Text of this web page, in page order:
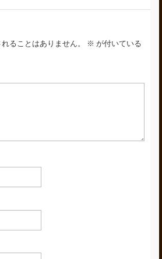
ることはありません。 ※ が付いている